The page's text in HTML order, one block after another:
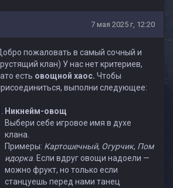
7 мая 2025 г, 12:20
пожаловать в самый сочный и
клан) У нас нет критериев,
есть овощной хаос. Чтобы
выполни следующее:
Никнейм-овощ
Выбери себе игровое имя в духе
клана.
Примеры: Картошечный, Огурчик, Пом
идорка . Если вдруг овощи надоели —
можно фрукт, но только если
станцуешь перед нами танец